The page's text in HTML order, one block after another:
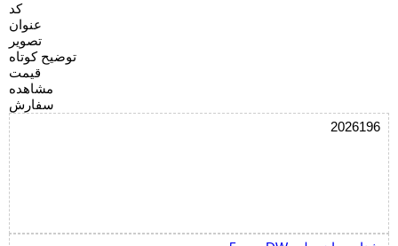
کد
عنوان
تصویر
توضیح کوتاه
قیمت
مشاهده
سفارش
2026196